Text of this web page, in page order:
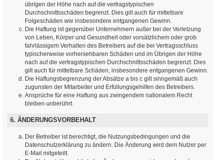
übrigen der Höhe nach auf die vertragstypischen
Durchschnittsschäden begrenzt. Dies gilt auch für mittelbare
Folgeschäden wie insbesondere entgangenen Gewinn.
Die Haftung ist gegenüber Unternehmern außer bei der Verletzung
von Leben, Körper und Gesundheit oder vorsätzlichem oder grob
fahrlässigem Verhalten des Betreibers auf die bei Vertragsschluss
typischerweise vorhersehbaren Schäden und im Übrigen der Höhe
nach auf die vertragstypischen Durchschnittsschäden begrenzt. Dies
gilt auch für mittelbare Schäden, insbesondere entgangenen Gewinn.
Die Haftungsbegrenzung der Absätze a bis c gilt sinngemäß auch
zugunsten der Mitarbeiter und Erfüllungsgehilfen des Betreibers.
Ansprüche für eine Haftung aus zwingendem nationalem Recht
bleiben unberührt.
6. ÄNDERUNGSVORBEHALT
Der Betreiber ist berechtigt, die Nutzungsbedingungen und die
Datenschutzerklärung zu ändern. Die Änderung wird dem Nutzer per
E-Mail mitgeteilt.